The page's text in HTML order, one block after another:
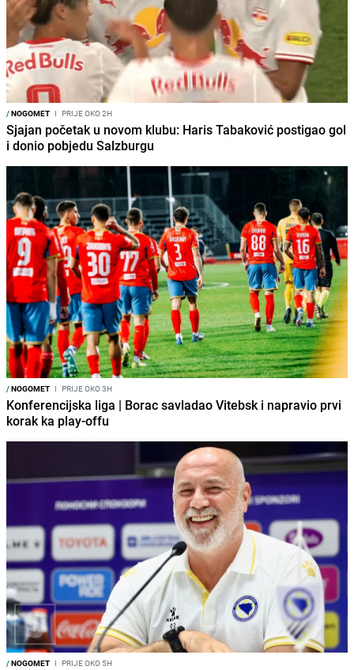
/NOGOMET I PRIJE OKO 2H
Sjajan početak u novom klubu: Haris Tabaković postigao gol
i donio pobjedu Salzburgu
/NOGOMET I PRIJE OKO 3H
Konferencijska liga | Borac savladao Vitebsk i napravio prvi
korak ka play-offu
/NOGOMET I PRIJE OKO 5H